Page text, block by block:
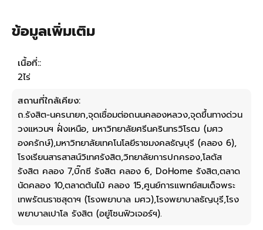
ข้อมูลเพิ่มเติม
เนื้อที่::
2ไร่
สถานที่ใกล้เคียง:
ถ.รังสิต-นครนายก,จุดเชื่อมต่อถนนคลองหลวง,จุดขึ้นทางด่วน
วงแหวนฯ ฝั่งเหนือ, มหาวิทยาลัยศรีนครินทรวิโรฒ (มศว
องครักษ์),มหาวิทยาลัยเทคโนโลยีราชมงคลธัญบุรี (คลอง 6),
โรงเรียนสารสาสน์วิเทศรังสิต,วิทยาลัยการปกครอง,โลตัส
รังสิต คลอง 7,บิ๊กซี รังสิต คลอง 6, DoHome รังสิต,ตลาด
นัดคลอง 10,ตลาดต้นไม้ คลอง 15,ศูนย์การแพทย์สมเด็จพระ
เทพรัตนราชสุดาฯ (โรงพยาบาล มศว),โรงพยาบาลธัญบุรี,โรง
พยาบาลเปาโล รังสิต (อยู่โซนฟิวเจอร์ฯ).